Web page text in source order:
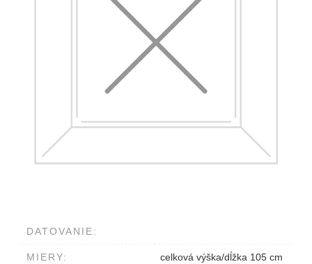
DATOVANIE:
MIERY:
celková výška/dĺžka 105 cm